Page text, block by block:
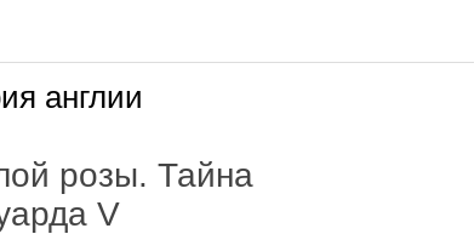
англии
розы. Тайна
V